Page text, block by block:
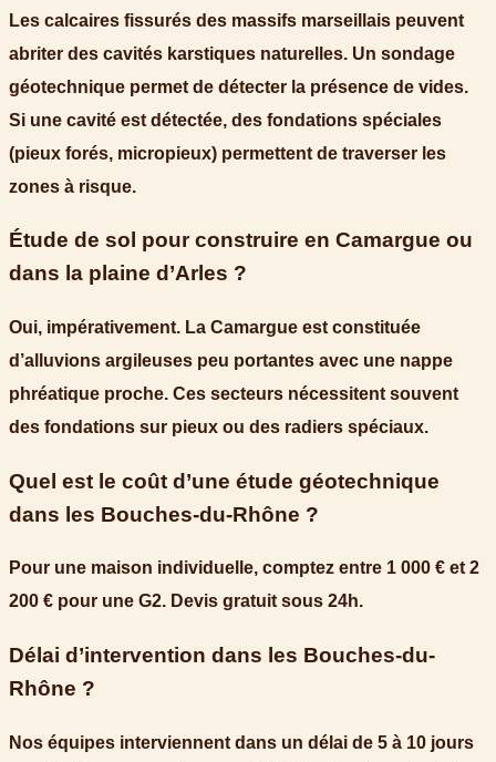
Les calcaires fissurés des massifs marseillais peuvent
abriter des cavités karstiques naturelles. Un sondage
géotechnique permet de détecter la présence de vides.
Si une cavité est détectée, des fondations spéciales
(pieux forés, micropieux) permettent de traverser les
zones à risque.
Étude de sol pour construire en Camargue ou
dans la plaine d’Arles ?
Oui, impérativement. La Camargue est constituée
d’alluvions argileuses peu portantes avec une nappe
phréatique proche. Ces secteurs nécessitent souvent
des fondations sur pieux ou des radiers spéciaux.
Quel est le coût d’une étude géotechnique
dans les Bouches-du-Rhône ?
Pour une maison individuelle, comptez entre 1 000 € et 2
200 € pour une G2. Devis gratuit sous 24h.
Délai d’intervention dans les Bouches-du-
Rhône ?
Nos équipes interviennent dans un délai de 5 à 10 jours